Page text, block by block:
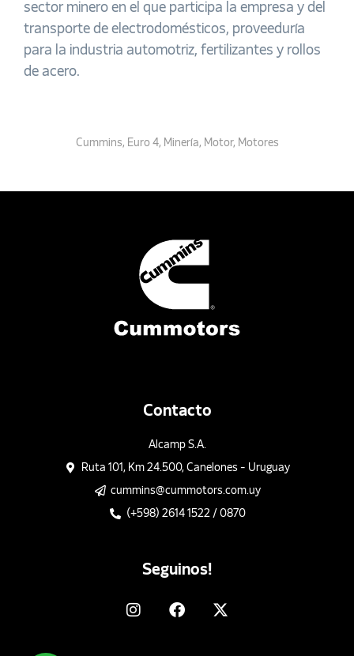
sector minero en el que participa la empresa y del
transporte de electrodomésticos, proveeduría
para la industria automotriz, fertilizantes y rollos
de acero.
Cummins, Euro 4, Minería, Motor, Motores
Contacto
Alcamp S.A.
Ruta 101, Km 24.500, Canelones - Uruguay
cummins@cummotors.com.uy
(+598) 2614 1522 / 0870
Seguinos!